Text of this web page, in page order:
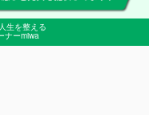
生を整える
ナーmiwa